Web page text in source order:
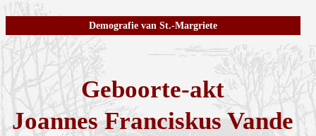
Demografie van St.-Margriete
Geboorte-akt
Joannes Franciskus Vande